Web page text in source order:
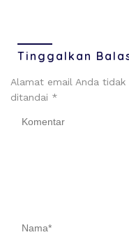
Tinggalkan
Alamat email Anda tidak
ditandai *